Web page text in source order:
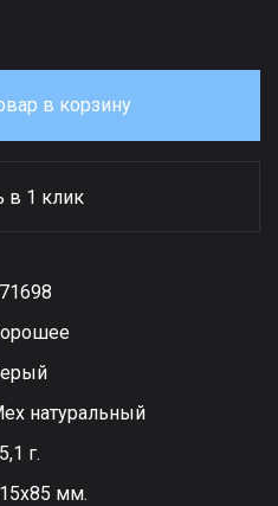
в корзину
в 1 клик
натуральный
г.
мм.